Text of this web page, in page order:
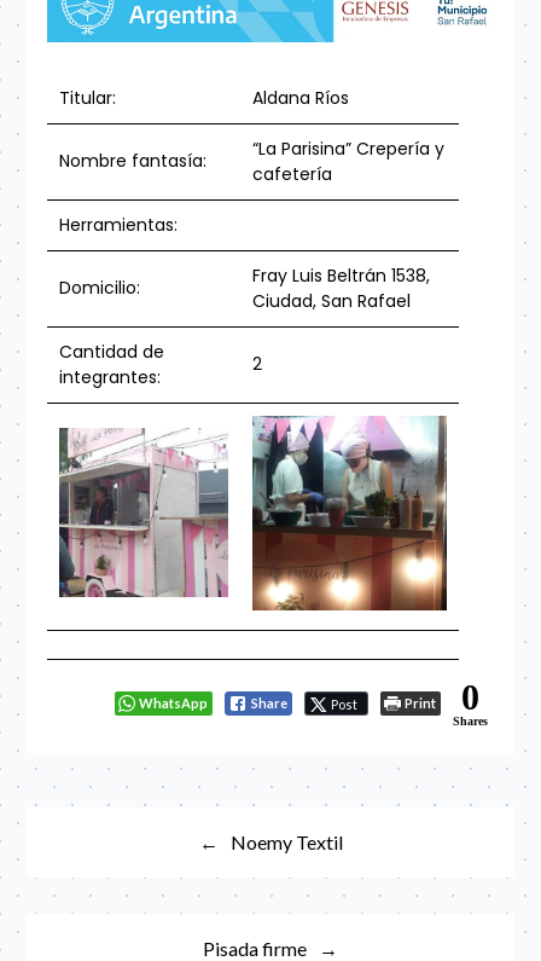
Titular: Aldana Ríos
Nombre fantasía:
“La Parisina” Crepería y
cafetería
Herramientas:
Domicilio:
Fray Luis Beltrán 1538,
Ciudad, San Rafael
Cantidad de
integrantes:
2
WhatsApp Share Post Print 0
Shares
Navegación
entradas
Noemy Textil
Pisada firme